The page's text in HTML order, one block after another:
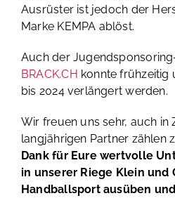
Ausrüster ist jedoch der
Marke KEMPA ablöst.
Auch der
BRACK.CH konnte frühzeitig
bis 2024 verlängert werden.
Wir freuen uns sehr, auch in
langjährigen Partner zählen
Dank für Eure wertvolle
in unserer Riege Klein und
Handballsport ausüben